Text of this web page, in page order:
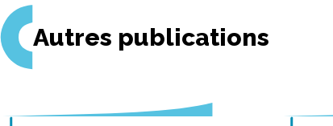
Autres publications